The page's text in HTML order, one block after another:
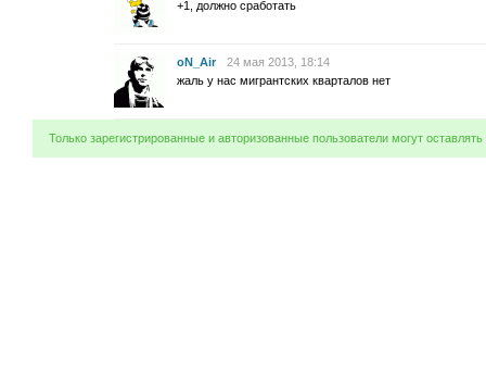
+1, должно сработать
oN_Air
24 мая 2013, 18:14
жаль у нас мигрантских кварталов нет
Только зарегистрированные и авторизованные пользователи могут